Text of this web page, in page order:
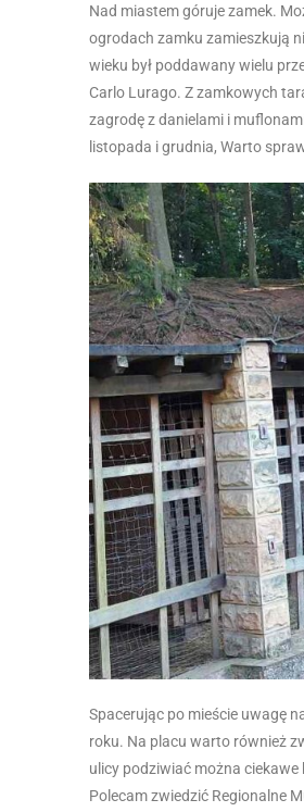
Nad miastem góruje zamek.
ogrodach zamku zamieszkują
wieku był poddawany wielu
Carlo Lurago. Z zamkowych
zagrodę z danielami i
listopada i grudnia, Warto
Spacerując po mieście uwagę
roku. Na placu warto również
ulicy podziwiać można ciekawe
Polecam zwiedzić Regionalne